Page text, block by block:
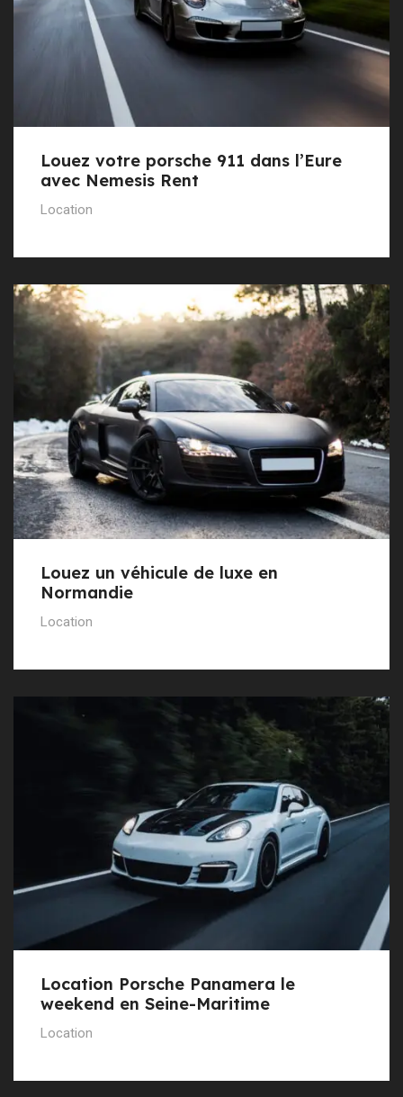
Louez votre porsche 911 dans l’Eure
avec Nemesis Rent
Location
Louez un véhicule de luxe en
Normandie
Location
Location Porsche Panamera le
weekend en Seine-Maritime
Location